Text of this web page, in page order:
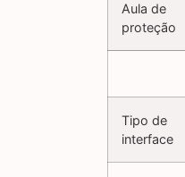
Aula de
proteção
Tipo de
interface